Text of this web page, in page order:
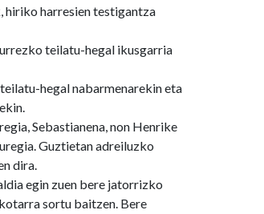
hiriko harresien testigantza
teilatu-hegal ikusgarria
hegal nabarmenarekin eta
Sebastianena, non Henrike
Guztietan adreiluzko
dira.
egin zuen bere jatorrizko
sortu baitzen. Bere